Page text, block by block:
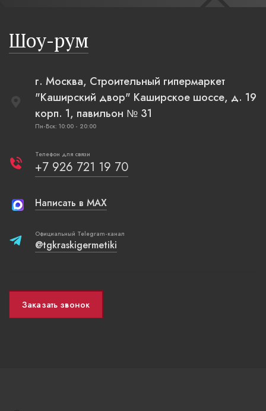
Шоу-рум
г. Москва, Строительный гипермаркет
"Каширский двор" Каширское шоссе, д. 19
корп. 1, павильон № 31
Пн-Вск: 10:00 - 20:00
Телефон для связи
+7 926 721 19 70
Написать в MAX
Официальный Telegram-канал
@tgkraskigermetiki
Заказать звонок